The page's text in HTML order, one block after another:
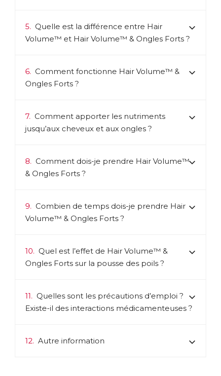
5. Quelle est la différence entre Hair
Volume™ et Hair Volume™ & Ongles Forts ?
6. Comment fonctionne Hair Volume™ &
Ongles Forts ?
7. Comment apporter les nutriments
jusqu’aux cheveux et aux ongles ?
8. Comment dois-je prendre Hair Volume™
& Ongles Forts ?
9. Combien de temps dois-je prendre Hair
Volume™ & Ongles Forts ?
10. Quel est l’effet de Hair Volume™ &
Ongles Forts sur la pousse des poils ?
11. Quelles sont les précautions d’emploi ?
Existe-il des interactions médicamenteuses ?
12. Autre information